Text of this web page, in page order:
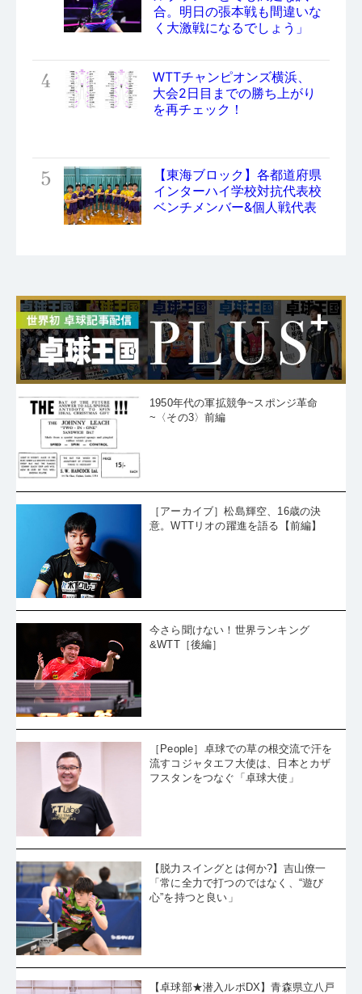
合。明日の張本戦も間違いな
く大激戦になるでしょう」
4
WTTチャンピオンズ横浜、
大会2日目までの勝ち上がり
を再チェック！
5
【東海ブロック】各都道府県
インターハイ学校対抗代表校
ベンチメンバー&個人戦代表
1950年代の軍拡競争~スポンジ革命
~〈その3〉前編
［アーカイブ］松島輝空、16歳の決
意。WTTリオの躍進を語る【前編】
今さら聞けない！世界ランキング
&WTT［後編］
［People］卓球での草の根交流で汗を
流すコジャタエフ大使は、日本とカザ
フスタンをつなぐ「卓球大使」
【脱力スイングとは何か?】吉山僚一
「常に全力で打つのではなく、“遊び
心”を持つと良い」
【卓球部★潜入ルポDX】青森県立八戸